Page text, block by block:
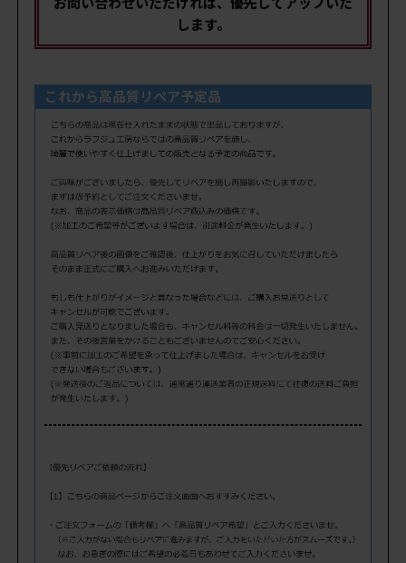
します。
これから高品質リペア予定品